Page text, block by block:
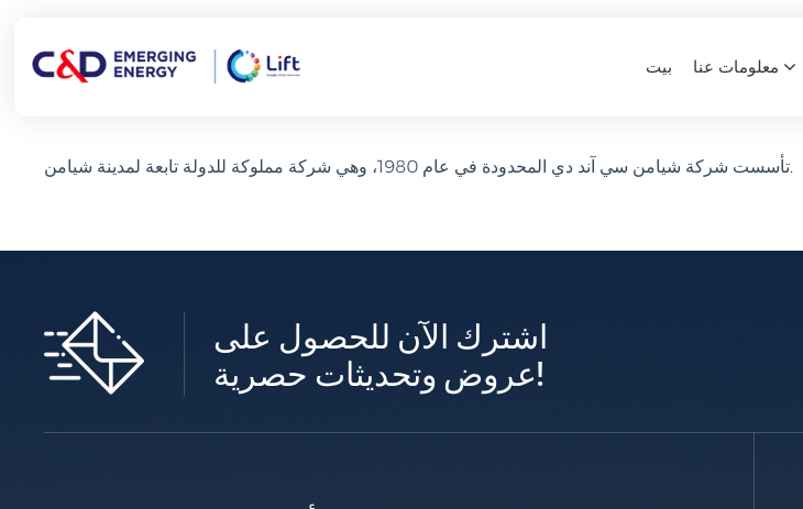
بيت معلومات عنا
تأسست شركة شيامن سي آند دي المحدودة في عام 1980، وهي شركة مملوكة للدولة تابعة لمدينة شيامن.
اشترك الآن للحصول على
عروض وتحديثات حصرية!